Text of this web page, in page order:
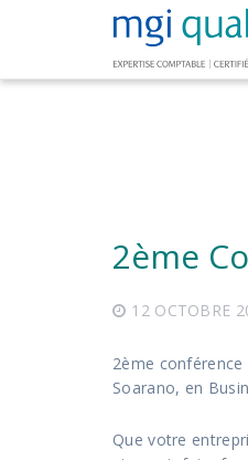
2ème
12 OCTOBRE
2ème
Soarano, en
Que votre